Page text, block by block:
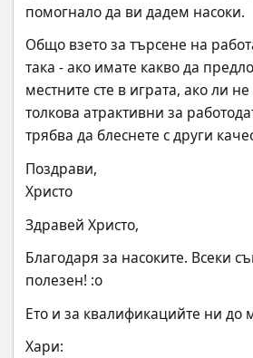
помогнало да ви дадем насоки.
Общо взето за търсене на
така - ако имате какво да
местните сте в играта, ако ли
толкова атрактивни за
трябва да блеснете с други
Поздрави,
Христо
Здравей Христо,
Благодаря за насоките. Всеки
полезен! :o
Ето и за квалификацийте ни до
Хари: